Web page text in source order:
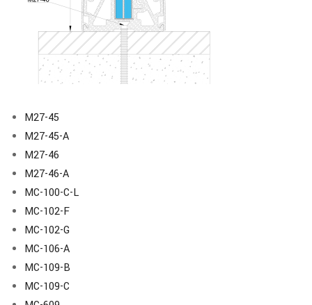
M27-45
M27-45-A
M27-46
M27-46-A
MC-100-C-L
MC-102-F
MC-102-G
MC-106-A
MC-109-B
MC-109-C